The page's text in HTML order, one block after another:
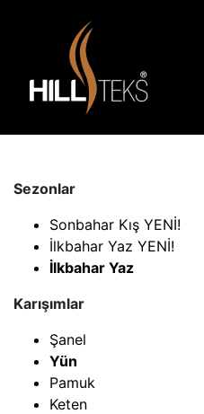
Sezonlar
Sonbahar Kış YENİ!
İlkbahar Yaz YENİ!
İlkbahar Yaz
Karışımlar
Şanel
Yün
Pamuk
Keten